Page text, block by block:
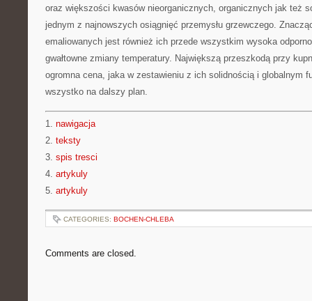
oraz większości kwasów nieorganicznych, organicznych jak też
jednym z najnowszych osiągnięć przemysłu grzewczego.
emaliowanych jest również ich przede wszystkim wysoka
gwałtowne zmiany temperatury. Największą przeszkodą przy
ogromna cena, jaka w zestawieniu z ich solidnością i globalnym
wszystko na dalszy plan.
1. nawigacja
2. teksty
3. spis tresci
4. artykuly
5. artykuly
CATEGORIES: BOCHEN-CHLEBA
Comments are closed.